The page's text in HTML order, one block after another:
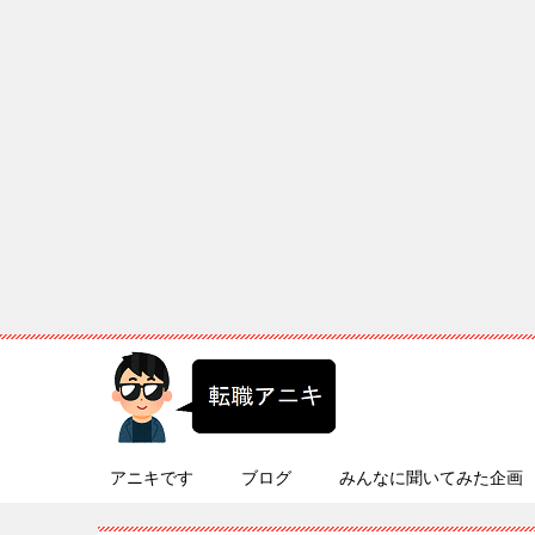
アニキです ブログ みんなに聞いてみた企画